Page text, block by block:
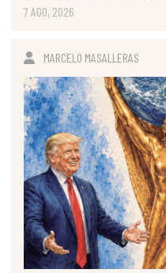
7 AGO, 2026
MARCELO MASALLERAS